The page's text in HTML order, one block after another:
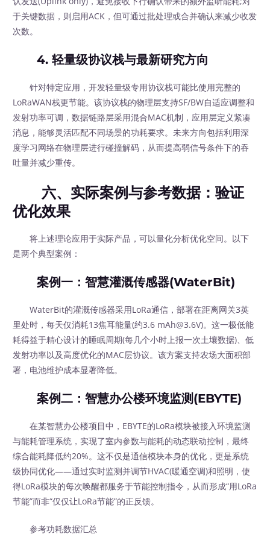
于关键数据，则启用ACK，但可通过批处理或合并确认来减少收发
次数。
4. 轻量级协议栈与最新研究方向
针对特定应用，开发轻量级专用协议栈可能比使用完整的
LoRaWAN栈更节能。该协议栈的物理层支持SF/BW自适应调整和
发射功率可调，数据链路层采用混合MAC机制，应用层定义紧凑
消息，能够灵活匹配不同场景的功耗要求。未来方向包括利用深
度学习网络在物理层进行碰撞解码，从而提高弱信号条件下的吞
吐量并减少重传。
六、实际案例与参考数据：验证
优化效果
将上述理论应用于实际产品，可以量化分析优化空间。以下
是两个典型案例：
案例一：智慧灌溉传感器(WaterBit)
WaterBit的灌溉传感器采用LoRa通信，部署在距离网关3英
里处时，每天仅消耗13焦耳能量(约3.6 mAh@3.6V)。这一极低能
耗得益于精心设计的睡眠周期(每几个小时上报一次土壤数据)、低
发射功率以及高度优化的MAC层协议。该方案支持农场大面积部
署，电池维护成本显著降低。
案例二：智慧办公楼环境监测(EBYTE)
在某智慧办公楼项目中，EBYTE的LoRa模块被接入环境监测
与能耗管理系统，实现了室内参数与能耗的动态联动控制，最终
综合能耗降低约20%。这不仅是通信模块本身的优化，更是系统
级协同优化——通过实时监测并调节HVAC(暖通空调)和照明，使
得LoRa模块的每次唤醒都服务于节能控制指令，从而形成“用LoRa
节能”而非“仅仅让LoRa节能”的正反馈。
参考功耗数据汇总